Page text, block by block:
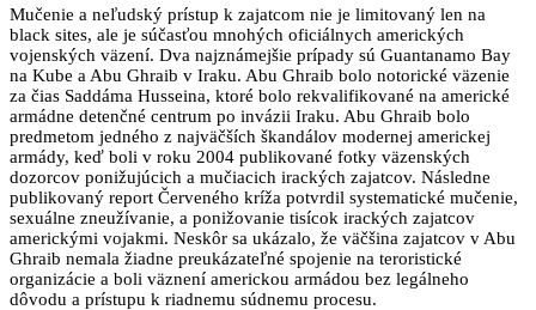
Mučenie a neľudský prístup k zajatcom nie je limitovaný len na
black sites, ale je súčasťou mnohých oficiálnych amerických
vojenských väzení. Dva najznámejšie prípady sú Guantanamo Bay
na Kube a Abu Ghraib v Iraku. Abu Ghraib bolo notorické väzenie
za čias Saddáma Husseina, ktoré bolo rekvalifikované na americké
armádne detenčné centrum po invázii Iraku. Abu Ghraib bolo
predmetom jedného z najväčších škandálov modernej americkej
armády, keď boli v roku 2004 publikované fotky väzenských
dozorcov ponižujúcich a mučiacich irackých zajatcov. Následne
publikovaný report Červeného kríža potvrdil systematické mučenie,
sexuálne zneužívanie, a ponižovanie tisícok irackých zajatcov
americkými vojakmi. Neskôr sa ukázalo, že väčšina zajatcov v Abu
Ghraib nemala žiadne preukázateľné spojenie na teroristické
organizácie a boli väznení americkou armádou bez legálneho
dôvodu a prístupu k riadnemu súdnemu procesu.